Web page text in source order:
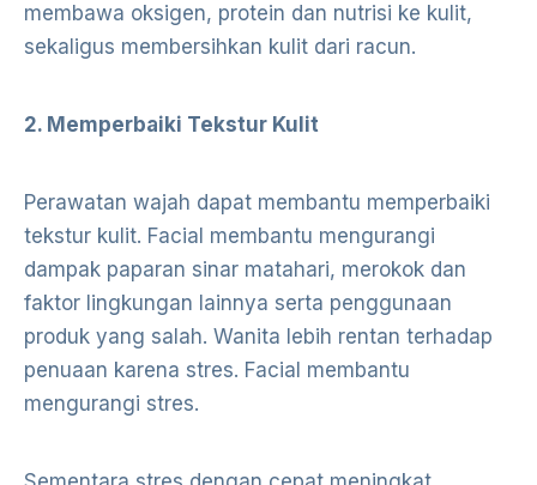
membawa oksigen, protein dan nutrisi ke kulit,
sekaligus membersihkan kulit dari racun.
2. Memperbaiki Tekstur Kulit
Perawatan wajah dapat membantu memperbaiki
tekstur kulit. Facial membantu mengurangi
dampak paparan sinar matahari, merokok dan
faktor lingkungan lainnya serta penggunaan
produk yang salah. Wanita lebih rentan terhadap
penuaan karena stres. Facial membantu
mengurangi stres.